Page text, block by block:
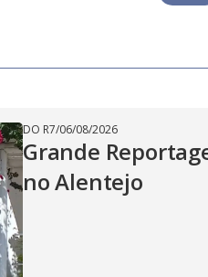
DO R7/06/08/2026
Grande
no Alentejo